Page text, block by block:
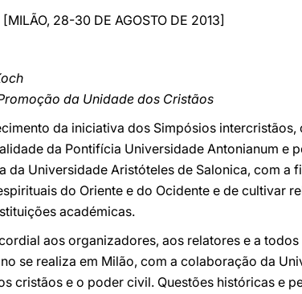
[MILÃO, 28-30 DE AGOSTO DE 2013]
da Unidade dos Cristãos
da iniciativa dos Simpósios
da Pontifícia Universidade Antonianum e
da Universidade Aristóteles de Salonica, com a
do Oriente e do Ocidente e de cultivar
académicas.
aos organizadores, aos relatores e a todos
se realiza em Milão, com a colaboração da
cristãos e o poder civil. Questões históricas e